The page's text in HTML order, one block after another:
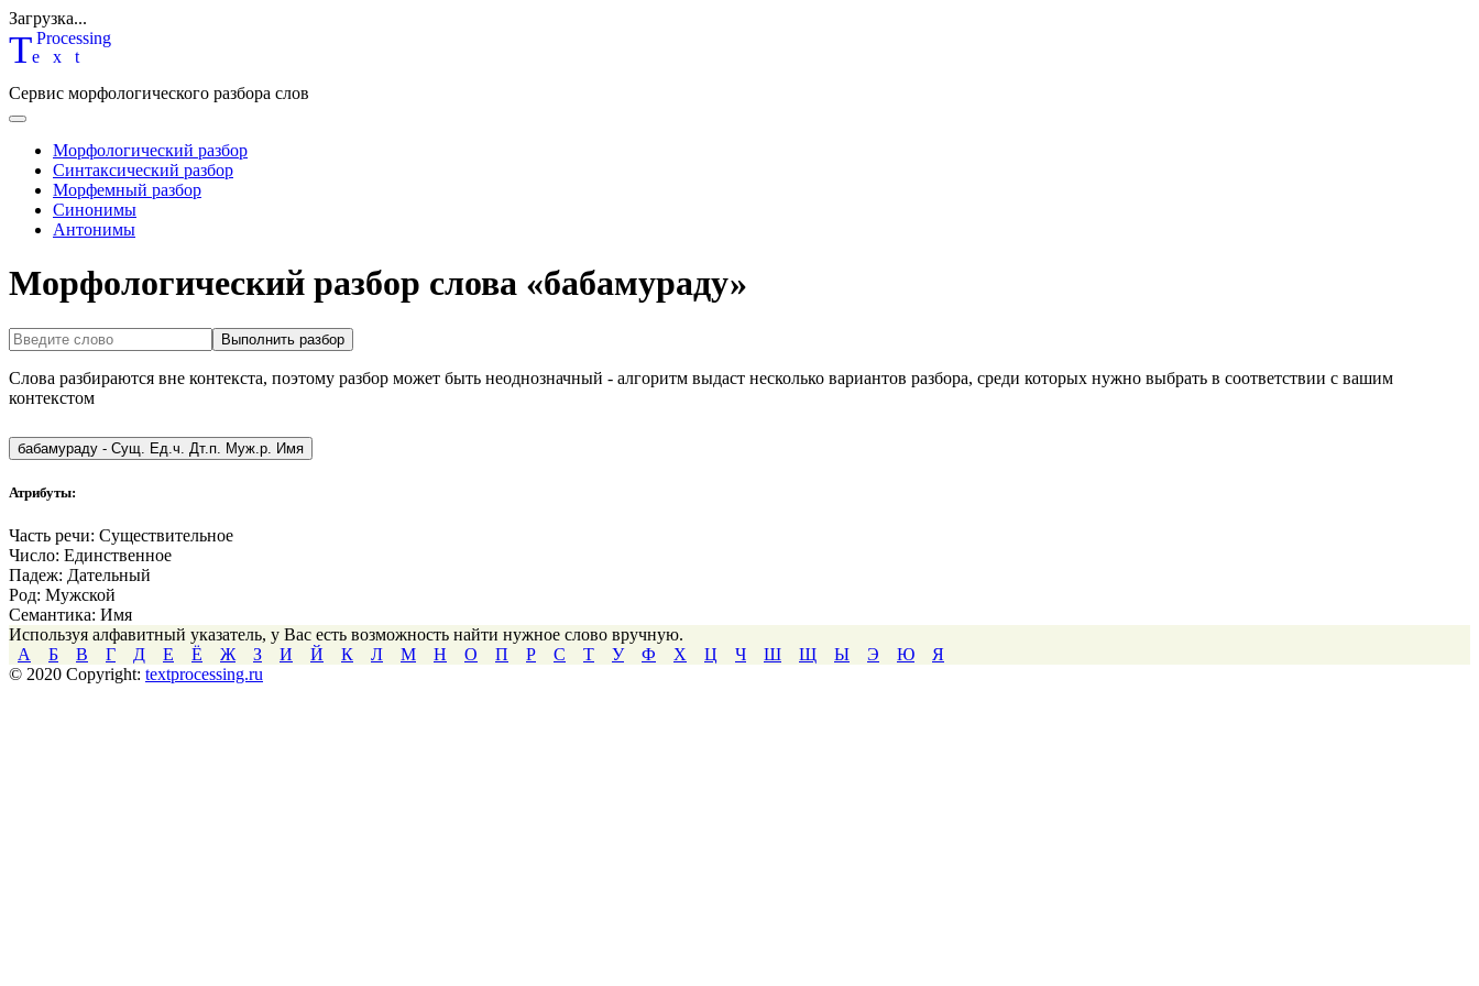
Загрузка...
Text
Processing
Сервис морфологического разбора слов
Морфологический разбор
Синтаксический разбор
Морфемный разбор
Синонимы
Антонимы
Морфологический разбор слова «бабамураду»
Выполнить разбор
Слова разбираются вне контекста, поэтому разбор может быть неоднозначный - алгоритм выдаст несколько вариантов разбора, среди которых нужно выбрать в соответствии с вашим
контекстом
бабамураду - Сущ. Ед.ч. Дт.п. Муж.р. Имя
Атрибуты:
Часть речи: Существительное
Число: Единственное
Падеж: Дательный
Род: Мужской
Семантика: Имя
Используя алфавитный указатель, у Вас есть возможность найти нужное слово вручную.
А
Б В Г Д Е Ё Ж З И Й К Л М Н О П Р С Т У Ф Х Ц Ч Ш Щ Ы Э Ю
Я
© 2020 Copyright: textprocessing.ru